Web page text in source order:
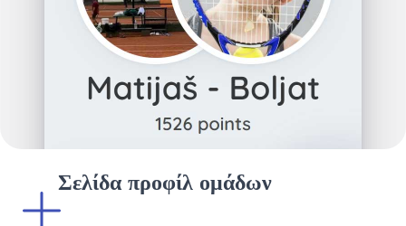
Σελίδα προφίλ ομάδων